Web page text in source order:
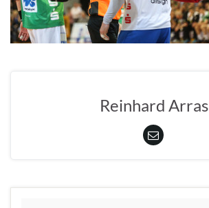
Reinhard Arras